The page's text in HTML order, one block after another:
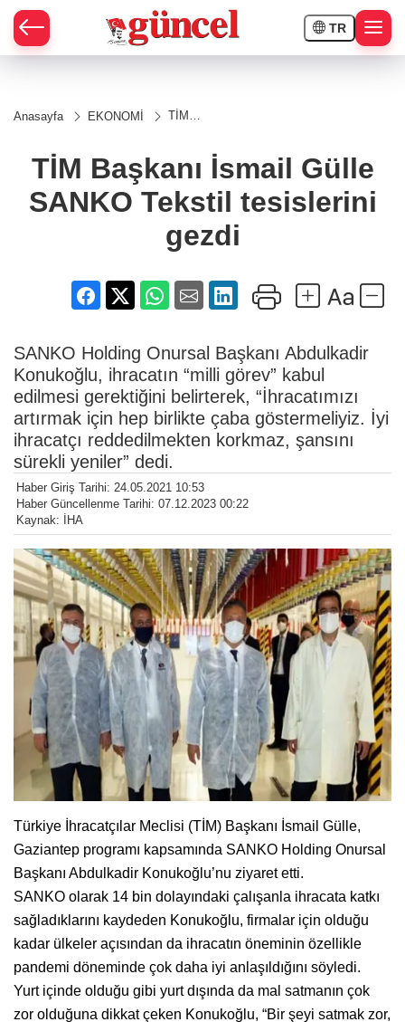
TR
Anasayfa EKONOMİ
TİM
SANKO
tesislerini
gezdi
TİM Başkanı İsmail Gülle
SANKO Tekstil tesislerini
gezdi
SANKO Holding Onursal Başkanı Abdulkadir
Konukoğlu, ihracatın “milli görev” kabul
edilmesi gerektiğini belirterek, “İhracatımızı
artırmak için hep birlikte çaba göstermeliyiz. İyi
ihracatçı reddedilmekten korkmaz, şansını
sürekli yeniler” dedi.
Haber Giriş Tarihi: 24.05.2021 10:53
Haber Güncellenme Tarihi: 07.12.2023 00:22
Kaynak: İHA
Türkiye İhracatçılar Meclisi (TİM) Başkanı İsmail Gülle,
Gaziantep programı kapsamında SANKO Holding Onursal
Başkanı Abdulkadir Konukoğlu’nu ziyaret etti.
SANKO olarak 14 bin dolayındaki çalışanla ihracata katkı
sağladıklarını kaydeden Konukoğlu, firmalar için olduğu
kadar ülkeler açısından da ihracatın öneminin özellikle
pandemi döneminde çok daha iyi anlaşıldığını söyledi.
Yurt içinde olduğu gibi yurt dışında da mal satmanın çok
zor olduğuna dikkat çeken Konukoğlu, “Bir şeyi satmak zor,